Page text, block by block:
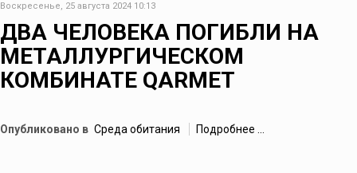
Воскресенье, 25 августа 2024 10:13
ДВА ЧЕЛОВЕКА ПОГИБЛИ НА
МЕТАЛЛУРГИЧЕСКОМ
КОМБИНАТЕ QARMET
Опубликовано в Среда обитания Подробнее ...